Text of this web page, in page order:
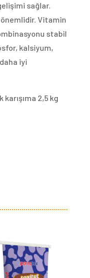
sağlar.
Vitamin
stabil
kalsiyum,
iyi
2,5 kg